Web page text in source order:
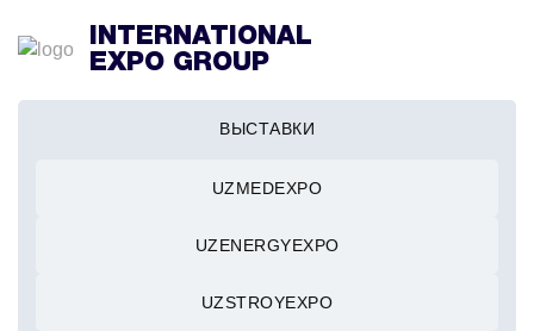
INTERNATIONAL
EXPO GROUP
ВЫСТАВКИ
UZMEDEXPO
UZENERGYEXPO
UZSTROYEXPO